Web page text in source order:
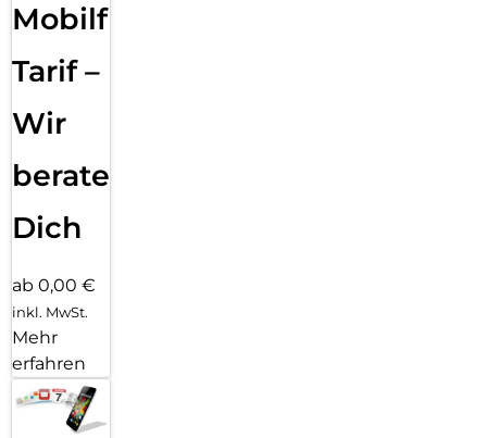
Mobilfunk
Tarif –
Wir
beraten
Dich
ab 0,00 €
inkl. MwSt.
Mehr
erfahren